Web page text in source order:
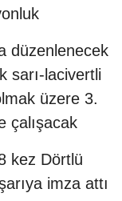
düzenlenecek
sarı-lacivertli
üzere 3.
çalışacak
kez Dörtlü
imza attı